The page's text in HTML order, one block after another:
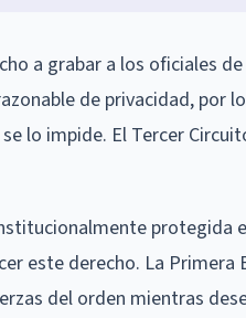
a grabar a los oficiales
de privacidad, por
lo impide. El Tercer
protegida
este derecho. La Primera
del orden mientras